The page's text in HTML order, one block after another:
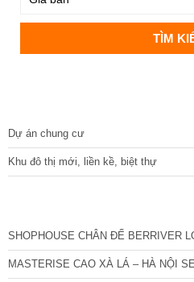
Dự án chung cư
Khu đô thị mới, liền kề, biệt thự
SHOPHOUSE CHÂN ĐẾ BERRIVER
MASTERISE CAO XÀ LÁ – HÀ NỘI